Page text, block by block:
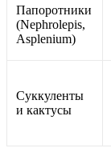
Папоротники
(Nephrolepis,
Asplenium)
Суккуленты
и кактусы